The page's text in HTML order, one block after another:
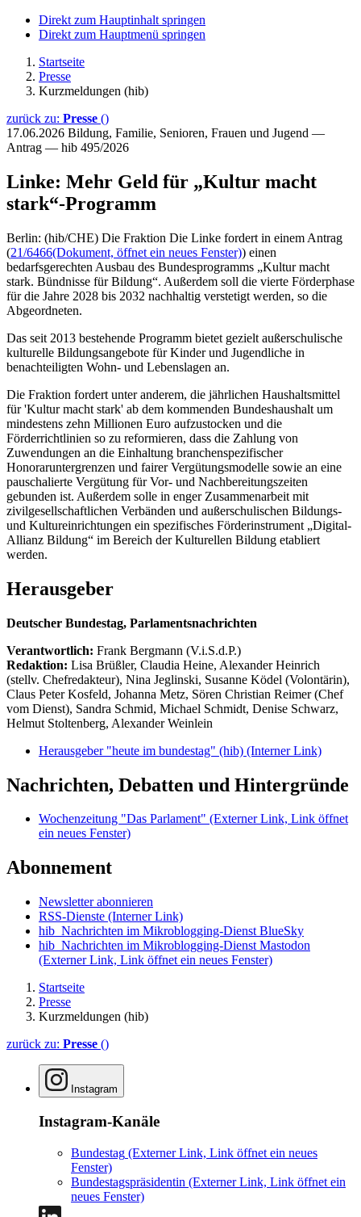
Direkt zum Hauptinhalt springen
Direkt zum Hauptmenü springen
Startseite
Presse
Kurzmeldungen (hib)
zurück zu: Presse ()
17.06.2026 Bildung, Familie, Senioren, Frauen und Jugend —
Antrag — hib 495/2026
Linke: Mehr Geld für „Kultur macht
stark“-Programm
Berlin: (hib/CHE) Die Fraktion Die Linke fordert in einem Antrag
(21/6466(Dokument, öffnet ein neues Fenster)) einen
bedarfsgerechten Ausbau des Bundesprogramms „Kultur macht
stark. Bündnisse für Bildung“. Außerdem soll die vierte Förderphase
für die Jahre 2028 bis 2032 nachhaltig verstetigt werden, so die
Abgeordneten.
Das seit 2013 bestehende Programm bietet gezielt außerschulische
kulturelle Bildungsangebote für Kinder und Jugendliche in
benachteiligten Wohn- und Lebenslagen an.
Die Fraktion fordert unter anderem, die jährlichen Haushaltsmittel
für 'Kultur macht stark' ab dem kommenden Bundeshaushalt um
mindestens zehn Millionen Euro aufzustocken und die
Förderrichtlinien so zu reformieren, dass die Zahlung von
Zuwendungen an die Einhaltung branchenspezifischer
Honoraruntergrenzen und fairer Vergütungsmodelle sowie an eine
pauschalierte Vergütung für Vor- und Nachbereitungszeiten
gebunden ist. Außerdem solle in enger Zusammenarbeit mit
zivilgesellschaftlichen Verbänden und außerschulischen Bildungs-
und Kultureinrichtungen ein spezifisches Förderinstrument „Digital-
Allianz Bildung“ im Bereich der Kulturellen Bildung etabliert
werden.
Herausgeber
Deutscher Bundestag, Parlamentsnachrichten
Verantwortlich: Frank Bergmann (V.i.S.d.P.)
Redaktion: Lisa Brüßler, Claudia Heine, Alexander Heinrich
(stellv. Chefredakteur), Nina Jeglinski, Susanne Ködel (Volontärin),
Claus Peter Kosfeld, Johanna Metz, Sören Christian Reimer (Chef
vom Dienst), Sandra Schmid, Michael Schmidt, Denise Schwarz,
Helmut Stoltenberg, Alexander Weinlein
Herausgeber "heute im bundestag" (hib) (Interner Link)
Nachrichten, Debatten und Hintergründe
Wochenzeitung "Das Parlament" (Externer Link, Link öffnet
ein neues Fenster)
Abonnement
Newsletter abonnieren
RSS-Dienste (Interner Link)
hib_Nachrichten im Mikroblogging-Dienst BlueSky
hib_Nachrichten im Mikroblogging-Dienst Mastodon
(Externer Link, Link öffnet ein neues Fenster)
Startseite
Presse
Kurzmeldungen (hib)
zurück zu: Presse ()
Instagram
Instagram-Kanäle
Bundestag (Externer Link, Link öffnet ein neues
Fenster)
Bundestagspräsidentin (Externer Link, Link öffnet ein
neues Fenster)